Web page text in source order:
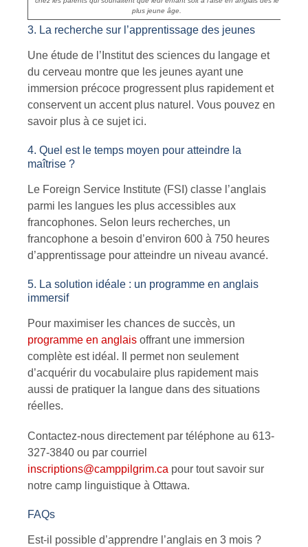
plus jeune âge.
3. La recherche sur l’apprentissage des jeunes
Une étude de l’Institut des sciences du langage et
du cerveau montre que les jeunes ayant une
immersion précoce progressent plus rapidement et
conservent un accent plus naturel. Vous pouvez en
savoir plus à ce sujet ici.
4. Quel est le temps moyen pour atteindre la
maîtrise ?
Le Foreign Service Institute (FSI) classe l’anglais
parmi les langues les plus accessibles aux
francophones. Selon leurs recherches, un
francophone a besoin d’environ 600 à 750 heures
d’apprentissage pour atteindre un niveau avancé.
5. La solution idéale : un programme en anglais
immersif
Pour maximiser les chances de succès, un
programme en anglais offrant une immersion
complète est idéal. Il permet non seulement
d’acquérir du vocabulaire plus rapidement mais
aussi de pratiquer la langue dans des situations
réelles.
Contactez-nous directement par téléphone au 613-
327-3840 ou par courriel
inscriptions@camppilgrim.ca pour tout savoir sur
notre camp linguistique à Ottawa.
FAQs
Est-il possible d’apprendre l’anglais en 3 mois ?